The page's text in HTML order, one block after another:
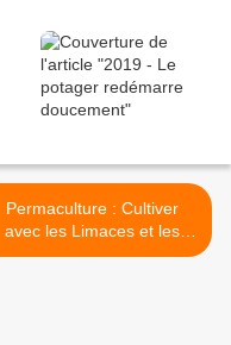
Permaculture : Cultiver
avec les Limaces et les
Escargots >